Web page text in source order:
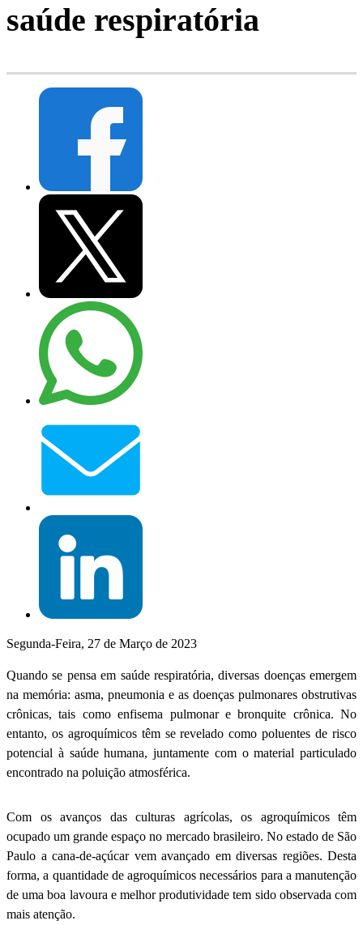
saúde respiratória
Segunda-Feira, 27 de Março de 2023
Quando se pensa em saúde respiratória, diversas doenças emergem
na memória: asma, pneumonia e as doenças pulmonares obstrutivas
crônicas, tais como enfisema pulmonar e bronquite crônica. No
entanto, os agroquímicos têm se revelado como poluentes de risco
potencial à saúde humana, juntamente com o material particulado
encontrado na poluição atmosférica.
Com os avanços das culturas agrícolas, os agroquímicos têm
ocupado um grande espaço no mercado brasileiro. No estado de São
Paulo a cana-de-açúcar vem avançado em diversas regiões. Desta
forma, a quantidade de agroquímicos necessários para a manutenção
de uma boa lavoura e melhor produtividade tem sido observada com
mais atenção.